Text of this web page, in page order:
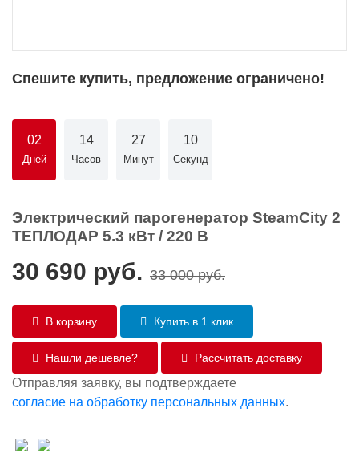
Спешите купить, предложение ограничено!
02
Дней
14
Часов
27
Минут
10
Секунд
Электрический парогенератор SteamCity 2
ТЕПЛОДАР 5.3 кВт / 220 В
30 690 руб. 33 000 руб.
В корзину Купить в 1 клик
Нашли дешевле? Рассчитать доставку
Отправляя заявку, вы подтверждаете
согласие на обработку персональных данных.